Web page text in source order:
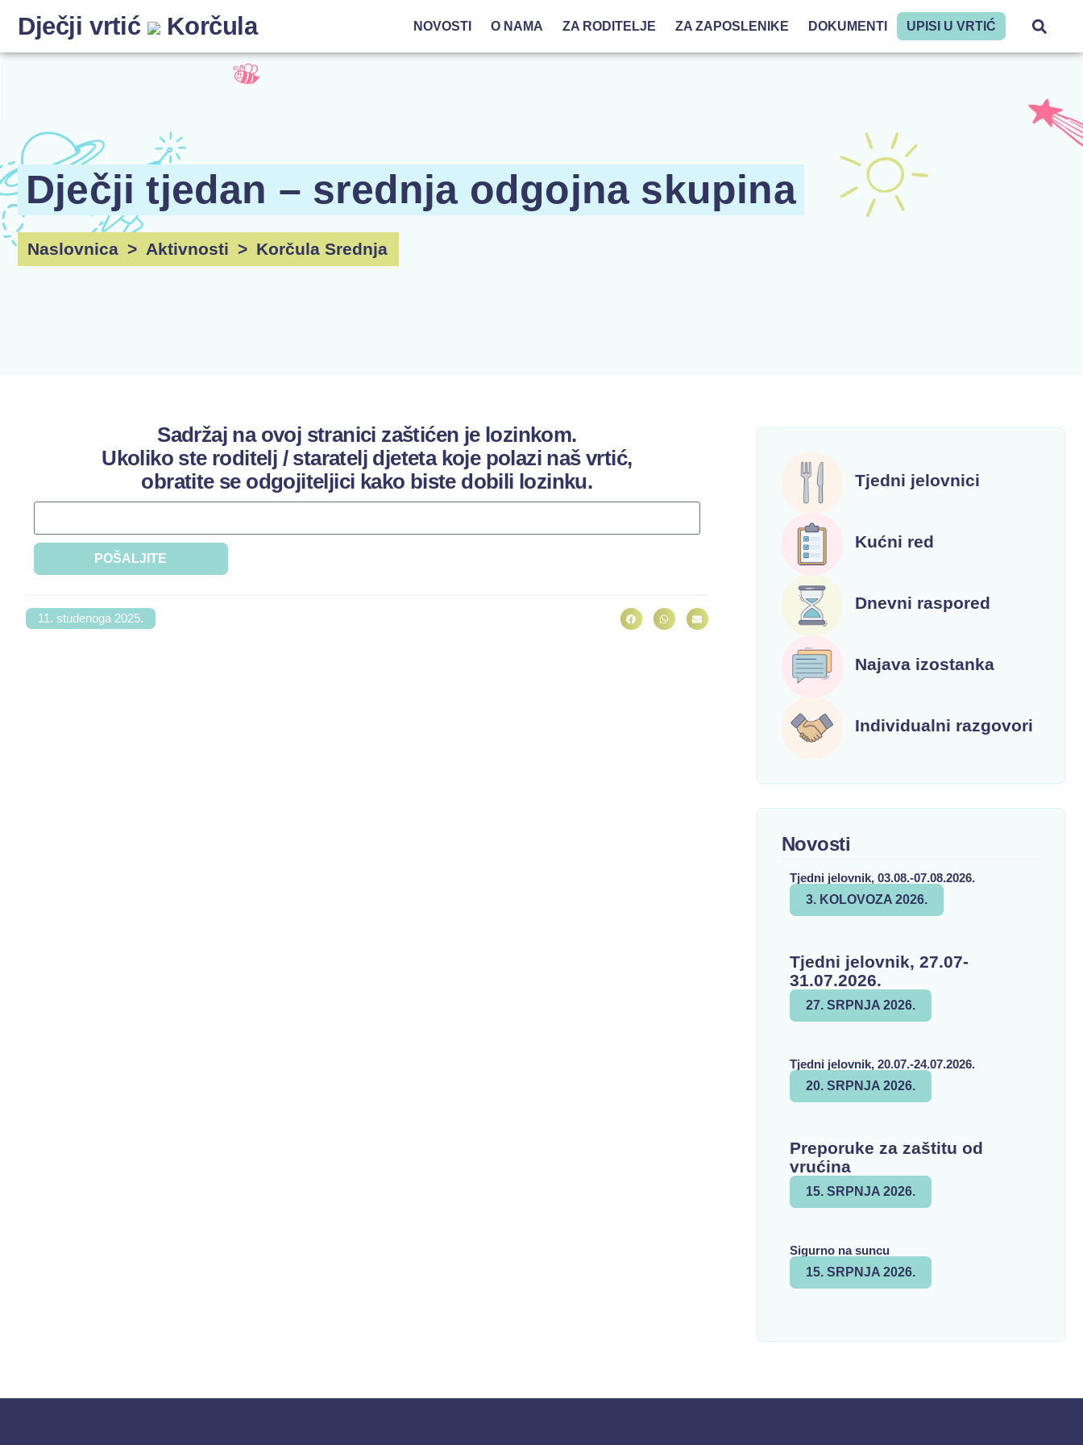
Dječji vrtić Korčula NOVOSTI O NAMA ZA RODITELJE ZA ZAPOSLENIKE DOKUMENTI UPISI U VRTIĆ
Dječji tjedan – srednja odgojna skupina
Naslovnica > Aktivnosti > Korčula Srednja
Sadržaj na ovoj stranici zaštićen je lozinkom.
Ukoliko ste roditelj / staratelj djeteta koje polazi naš vrtić,
obratite se odgojiteljici kako biste dobili lozinku.
POŠALJITE
11. studenoga 2025.
Tjedni jelovnici
Kućni red
Dnevni raspored
Najava izostanka
Individualni razgovori
Novosti
Tjedni jelovnik, 03.08.-07.08.2026.
3. KOLOVOZA 2026.
Tjedni jelovnik, 27.07-
31.07.2026.
27. SRPNJA 2026.
Tjedni jelovnik, 20.07.-24.07.2026.
20. SRPNJA 2026.
Preporuke za zaštitu od
vrućina
15. SRPNJA 2026.
Sigurno na suncu
15. SRPNJA 2026.